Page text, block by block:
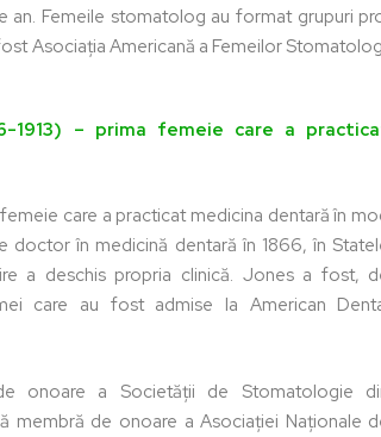
Femeile stomatolog au format grupuri
Asociația Americană a Femeilor
1913) – prima femeie care a
care a practicat medicina dentară în
doctor în medicină dentară în 1866, în
a deschis propria clinică. Jones a fost,
care au fost admise la American
onoare a Societății de Stomatologie
membră de onoare a Asociației Naționale